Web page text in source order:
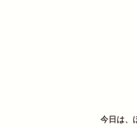
今日は、